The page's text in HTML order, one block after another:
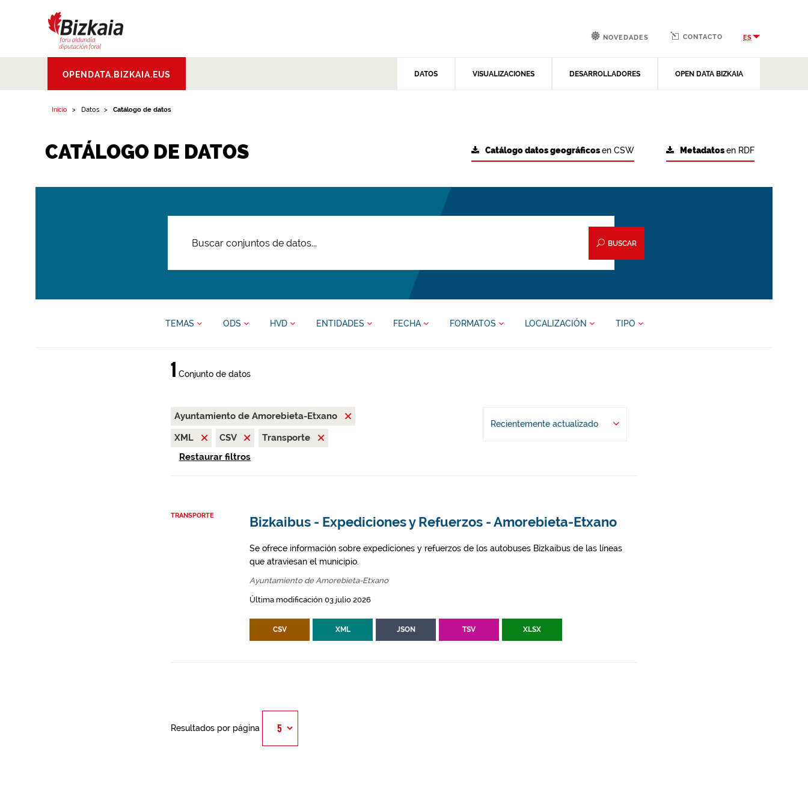
Aldundia.Diputacion
Foral de Bizkaia
OPENDATA.BIZKAIA.EUS DATOS VISUALIZACIONES DESARROLLADORES OPEN DATA BIZKAIA
NOVEDADES CONTACTO ES
Inicio Datos Catálogo de datos
CATÁLOGO DE DATOS Metadatosen RDF
Catálogo datos geográficosen CSW
BUSCAR
TEMAS ODS HVD ENTIDADES FECHA FORMATOS LOCALIZACIÓN TIPO
1 Conjunto de datos
Ayuntamiento de Amorebieta-Etxano
XML
CSV
Transporte
Restaurar filtros
Recientemente actualizado
TRANSPORTE Bizkaibus - Expediciones y Refuerzos - Amorebieta-Etxano
Se ofrece información sobre expediciones y refuerzos de los autobuses Bizkaibus de las líneas
que atraviesan el municipio.
Ayuntamiento de Amorebieta-Etxano
Última modificación 03 julio 2026
CSV XML JSON TSV XLSX
Resultados por página